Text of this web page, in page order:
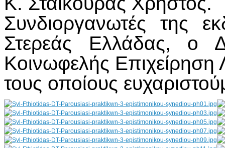
Συνδιοργανωτές της
Στερεάς Ελλάδας, ο
Κοινωφελής Επιχείρηση
τους οποίους